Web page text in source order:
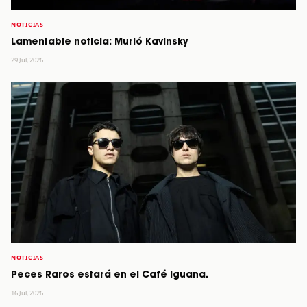
NOTICIAS
Lamentable noticia: Murió Kavinsky
29 Jul, 2026
NOTICIAS
Peces Raros estará en el Café Iguana.
16 Jul, 2026